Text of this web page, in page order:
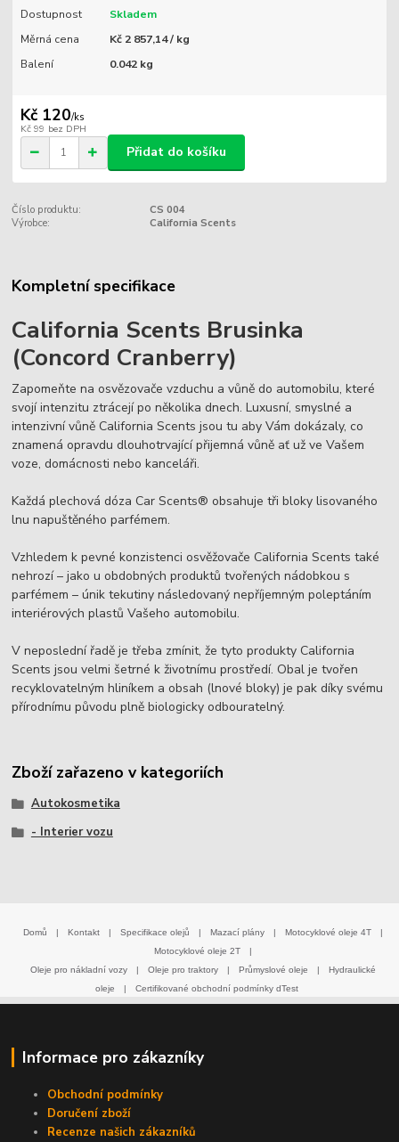
Dostupnost
Skladem
Měrná cena
Kč 2 857,14 / kg
Balení
0.042 kg
Kč 120/ks
Kč 99 bez DPH
Přidat do košíku
Číslo produktu:
CS 004
Výrobce:
California Scents
Kompletní specifikace
California Scents Brusinka
(Concord Cranberry)
Zapomeňte na osvězovače vzduchu a vůně do automobilu, které
svojí intenzitu ztrácejí po několika dnech. Luxusní, smyslné a
intenzivní vůně California Scents jsou tu aby Vám dokázaly, co
znamená opravdu dlouhotrvající přijemná vůně ať už ve Vašem
voze, domácnosti nebo kanceláři.
Každá plechová dóza Car Scents® obsahuje tři bloky lisovaného
lnu napuštěného parfémem.
Vzhledem k pevné konzistenci osvěžovače California Scents také
nehrozí – jako u obdobných produktů tvořených nádobkou s
parfémem – únik tekutiny následovaný nepříjemným poleptáním
interiérových plastů Vašeho automobilu.
V neposlední řadě je třeba zmínit, že tyto produkty California
Scents jsou velmi šetrné k životnímu prostředí. Obal je tvořen
recyklovatelným hliníkem a obsah (lnové bloky) je pak díky svému
přírodnímu původu plně biologicky odbouratelný.
Zboží zařazeno v kategoriích
Autokosmetika
- Interier vozu
Domů | Kontakt | Specifikace olejů | Mazací plány | Motocyklové oleje 4T
|
Motocyklové oleje 2T
|
Oleje pro nákladní vozy
| Oleje pro traktory | Průmyslové oleje |
Hydraulické
oleje
| Certifikované obchodní podmínky dTest
Informace pro zákazníky
Obchodní podmínky
Doručení zboží
Recenze našich zákazníků